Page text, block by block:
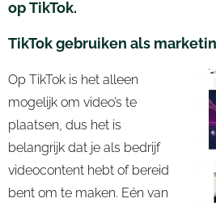
opTikTok.
TikTokgebruiken als
Op TikTok is het alleen
mogelijk om video’s te
plaatsen, dus het is
belangrijk dat je als bedrijf
videocontent hebt of bereid
bent om te maken. Eén van